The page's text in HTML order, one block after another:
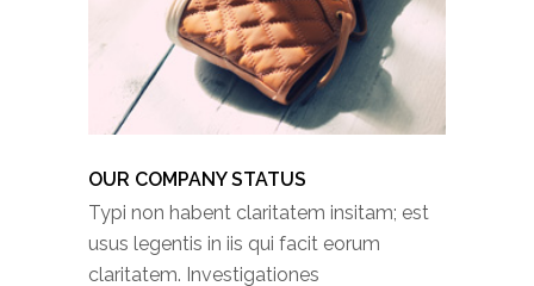
OUR COMPANY STATUS
Typi non habent claritatem insitam; est
usus legentis in iis qui facit eorum
claritatem. Investigationes